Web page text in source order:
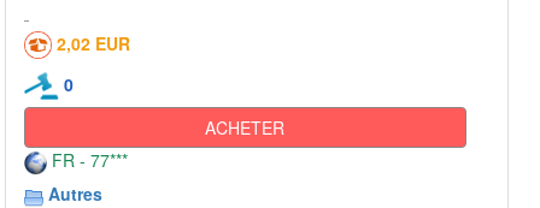
2,02 EUR
0
ACHETER
FR - 77***
Autres